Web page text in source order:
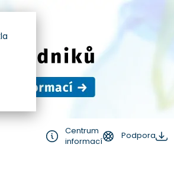
Centrum
informací
Podpora